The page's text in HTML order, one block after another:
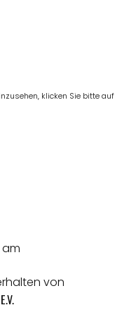
klicken Sie bitte auf
von